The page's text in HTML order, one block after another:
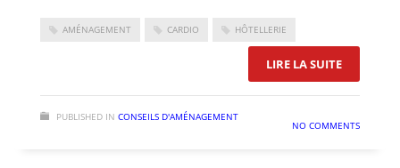
AMÉNAGEMENT CARDIO HÔTELLERIE
LIRE LA SUITE: ÉTUDE
PUBLISHED IN CONSEILS D'AMÉNAGEMENT
NO COMMENTS